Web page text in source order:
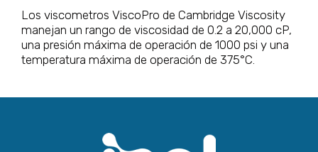
Los viscometros ViscoPro de Cambridge Viscosity
manejan un rango de viscosidad de 0.2 a 20,000 cP,
una presión máxima de operación de 1000 psi y una
temperatura máxima de operación de 375°C.